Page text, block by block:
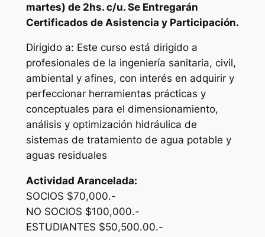
martes) de 2hs. c/u. Se Entregarán
Certificados de Asistencia y Participación.
Dirigido a: Este curso está dirigido a
profesionales de la ingeniería sanitaria, civil,
ambiental y afines, con interés en adquirir y
perfeccionar herramientas prácticas y
conceptuales para el dimensionamiento,
análisis y optimización hidráulica de
sistemas de tratamiento de agua potable y
aguas residuales
Actividad Arancelada:
SOCIOS $70,000.-
NO SOCIOS $100,000.-
ESTUDIANTES $50,500.00.-